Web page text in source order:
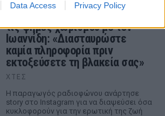
Data Access Privacy Policy
Η Ελένη Βουλγαράκη ξεσπά για
τις φήμες χωρισμού με τον
Ιωαννίδη: «Διασταυρώστε
καμία πληροφορία πριν
εκτοξεύσετε τη βλακεία σας»
ΧΤΕΣ
Η παραγωγός ραδιοφώνου ανάρτησε
story στο Instagram για να διαψεύσει όσα
κυκλοφορούν για την ερωτική της ζωή